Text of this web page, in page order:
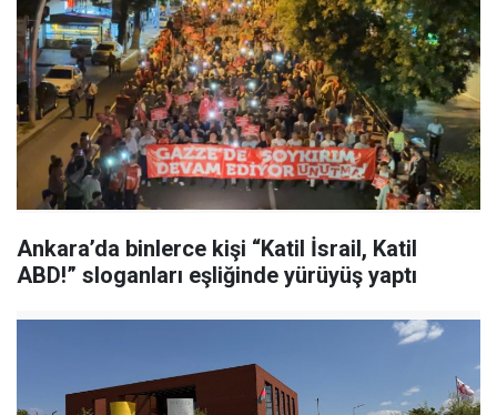
Ankara’da binlerce kişi “Katil İsrail, Katil
ABD!” sloganları eşliğinde yürüyüş yaptı